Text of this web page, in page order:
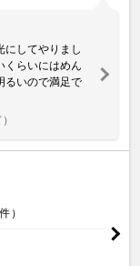
にしてやりまし
くらいにはめん
るいので満足で
）